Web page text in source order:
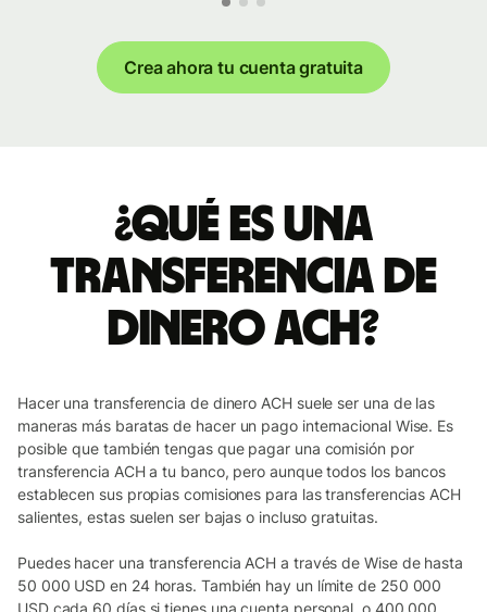
Crea ahora tu cuenta gratuita
¿Qué es una
transferencia de
dinero ACH?
Hacer una transferencia de dinero ACH suele ser una de las
maneras más baratas de hacer un pago internacional Wise. Es
posible que también tengas que pagar una comisión por
transferencia ACH a tu banco, pero aunque todos los bancos
establecen sus propias comisiones para las transferencias ACH
salientes, estas suelen ser bajas o incluso gratuitas.
Puedes hacer una transferencia ACH a través de Wise de hasta
50 000 USD en 24 horas. También hay un límite de 250 000
USD cada 60 días si tienes una cuenta personal, o 400 000